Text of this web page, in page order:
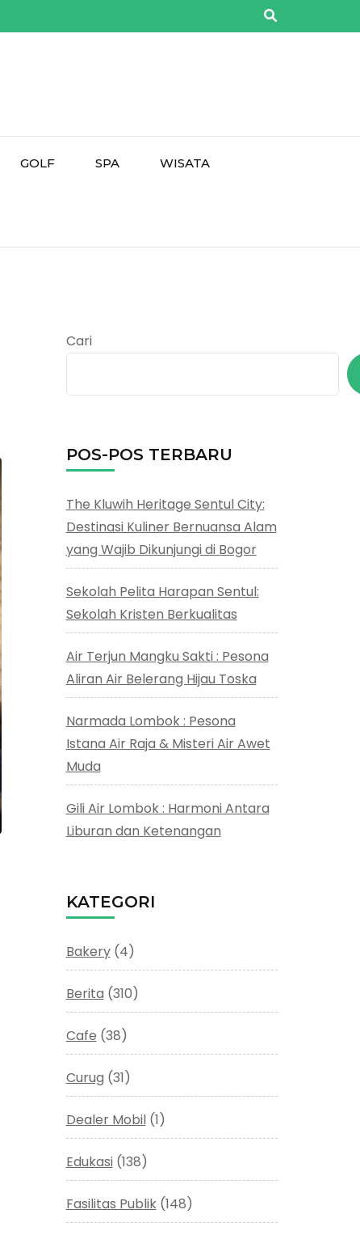
GOLF SPA WISATA
Cari
POS-POS TERBARU
The Kluwih Heritage Sentul City:
Destinasi Kuliner Bernuansa Alam
yang Wajib Dikunjungi di Bogor
Sekolah Pelita Harapan Sentul:
Sekolah Kristen Berkualitas
Air Terjun Mangku Sakti : Pesona
Aliran Air Belerang Hijau Toska
Narmada Lombok : Pesona
Istana Air Raja & Misteri Air Awet
Muda
Gili Air Lombok : Harmoni Antara
Liburan dan Ketenangan
KATEGORI
Bakery(4)
Berita (310)
Cafe (38)
Curug (31)
Dealer Mobil(1)
Edukasi(138)
Fasilitas Publik(148)